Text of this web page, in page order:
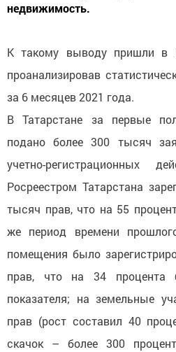
недвижимость.
К такому выводу пришли в
проанализировав
за 6 месяцев 2021 года.
В Татарстане за первые
подано более 300 тысяч
учетно-регистрационных
Росреестром Татарстана
тысяч прав, что на 55
же период времени
помещения было
прав, что на 34 процента
показателя; на земельные
прав (рост составил 40
скачок – более 300